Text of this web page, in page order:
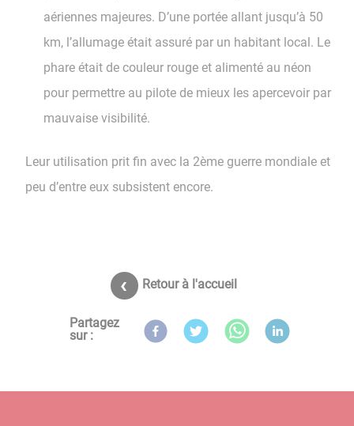
aériennes majeures. D’une portée allant jusqu’à 50
km, l’allumage était assuré par un habitant local. Le
phare était de couleur rouge et alimenté au néon
pour permettre au pilote de mieux les apercevoir par
mauvaise visibilité.
Leur utilisation prit fin avec la 2ème guerre mondiale et
peu d’entre eux subsistent encore.
Retour à l'accueil
Partagez
sur :